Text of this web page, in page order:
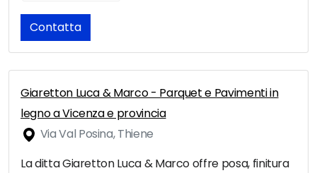
Contatta
Giaretton Luca & Marco - Parquet e Pavimenti in
legno a Vicenza e provincia
Via Val Posina, Thiene
La ditta Giaretton Luca & Marco offre posa, finitura